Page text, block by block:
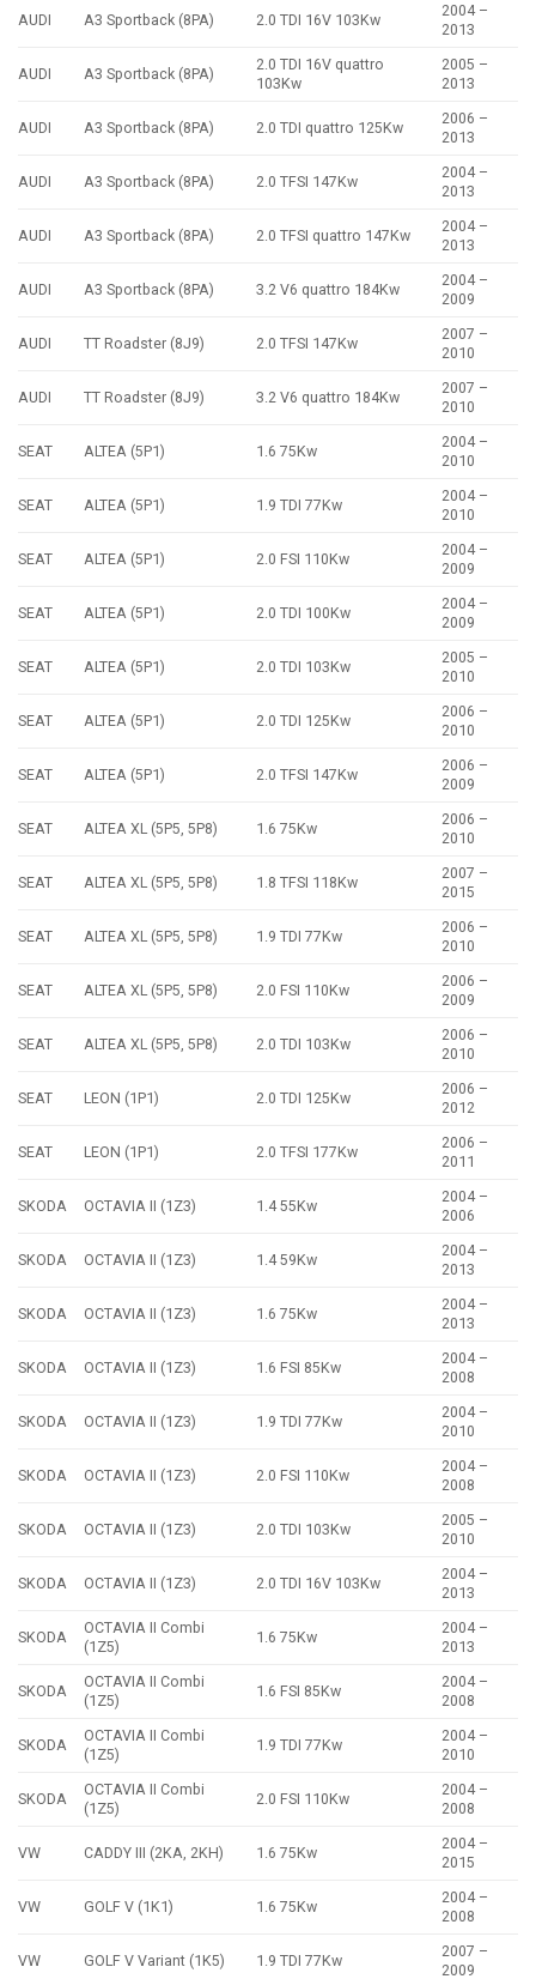
AUDI A3 Sportback (8PA) 2.0 TDI 16V 103Kw
2004 –
2013
AUDI A3 Sportback (8PA)
2.0 TDI 16V quattro
103Kw
2005 –
2013
AUDI A3 Sportback (8PA) 2.0 TDI quattro 125Kw
2006 –
2013
AUDI A3 Sportback (8PA) 2.0 TFSI 147Kw
2004 –
2013
AUDI A3 Sportback (8PA) 2.0 TFSI quattro 147Kw
2004 –
2013
AUDI A3 Sportback (8PA) 3.2 V6 quattro 184Kw
2004 –
2009
AUDI TT Roadster (8J9) 2.0 TFSI 147Kw
2007 –
2010
AUDI TT Roadster (8J9) 3.2 V6 quattro 184Kw
2007 –
2010
SEAT ALTEA (5P1) 1.6 75Kw
2004 –
2010
SEAT ALTEA (5P1) 1.9 TDI 77Kw
2004 –
2010
SEAT ALTEA (5P1) 2.0 FSI 110Kw
2004 –
2009
SEAT ALTEA (5P1) 2.0 TDI 100Kw
2004 –
2009
SEAT ALTEA (5P1) 2.0 TDI 103Kw
2005 –
2010
SEAT ALTEA (5P1) 2.0 TDI 125Kw
2006 –
2010
SEAT ALTEA (5P1) 2.0 TFSI 147Kw
2006 –
2009
SEAT ALTEA XL (5P5, 5P8) 1.6 75Kw
2006 –
2010
SEAT ALTEA XL (5P5, 5P8) 1.8 TFSI 118Kw
2007 –
2015
SEAT ALTEA XL (5P5, 5P8) 1.9 TDI 77Kw
2006 –
2010
SEAT ALTEA XL (5P5, 5P8) 2.0 FSI 110Kw
2006 –
2009
SEAT ALTEA XL (5P5, 5P8) 2.0 TDI 103Kw
2006 –
2010
SEAT LEON (1P1) 2.0 TDI 125Kw
2006 –
2012
SEAT LEON (1P1) 2.0 TFSI 177Kw
2006 –
2011
SKODA OCTAVIA II (1Z3) 1.4 55Kw
2004 –
2006
SKODA OCTAVIA II (1Z3) 1.4 59Kw
2004 –
2013
SKODA OCTAVIA II (1Z3) 1.6 75Kw
2004 –
2013
SKODA OCTAVIA II (1Z3) 1.6 FSI 85Kw
2004 –
2008
SKODA OCTAVIA II (1Z3) 1.9 TDI 77Kw
2004 –
2010
SKODA OCTAVIA II (1Z3) 2.0 FSI 110Kw
2004 –
2008
SKODA OCTAVIA II (1Z3) 2.0 TDI 103Kw
2005 –
2010
SKODA OCTAVIA II (1Z3) 2.0 TDI 16V 103Kw
2004 –
2013
SKODA
OCTAVIA II Combi
(1Z5)
1.6 75Kw
2004 –
2013
SKODA
OCTAVIA II Combi
(1Z5)
1.6 FSI 85Kw
2004 –
2008
SKODA
OCTAVIA II Combi
(1Z5)
1.9 TDI 77Kw
2004 –
2010
SKODA
OCTAVIA II Combi
(1Z5)
2.0 FSI 110Kw
2004 –
2008
VW CADDY III (2KA, 2KH) 1.6 75Kw
2004 –
2015
VW GOLF V (1K1) 1.6 75Kw
2004 –
2008
VW GOLF V Variant (1K5) 1.9 TDI 77Kw
2007 –
2009